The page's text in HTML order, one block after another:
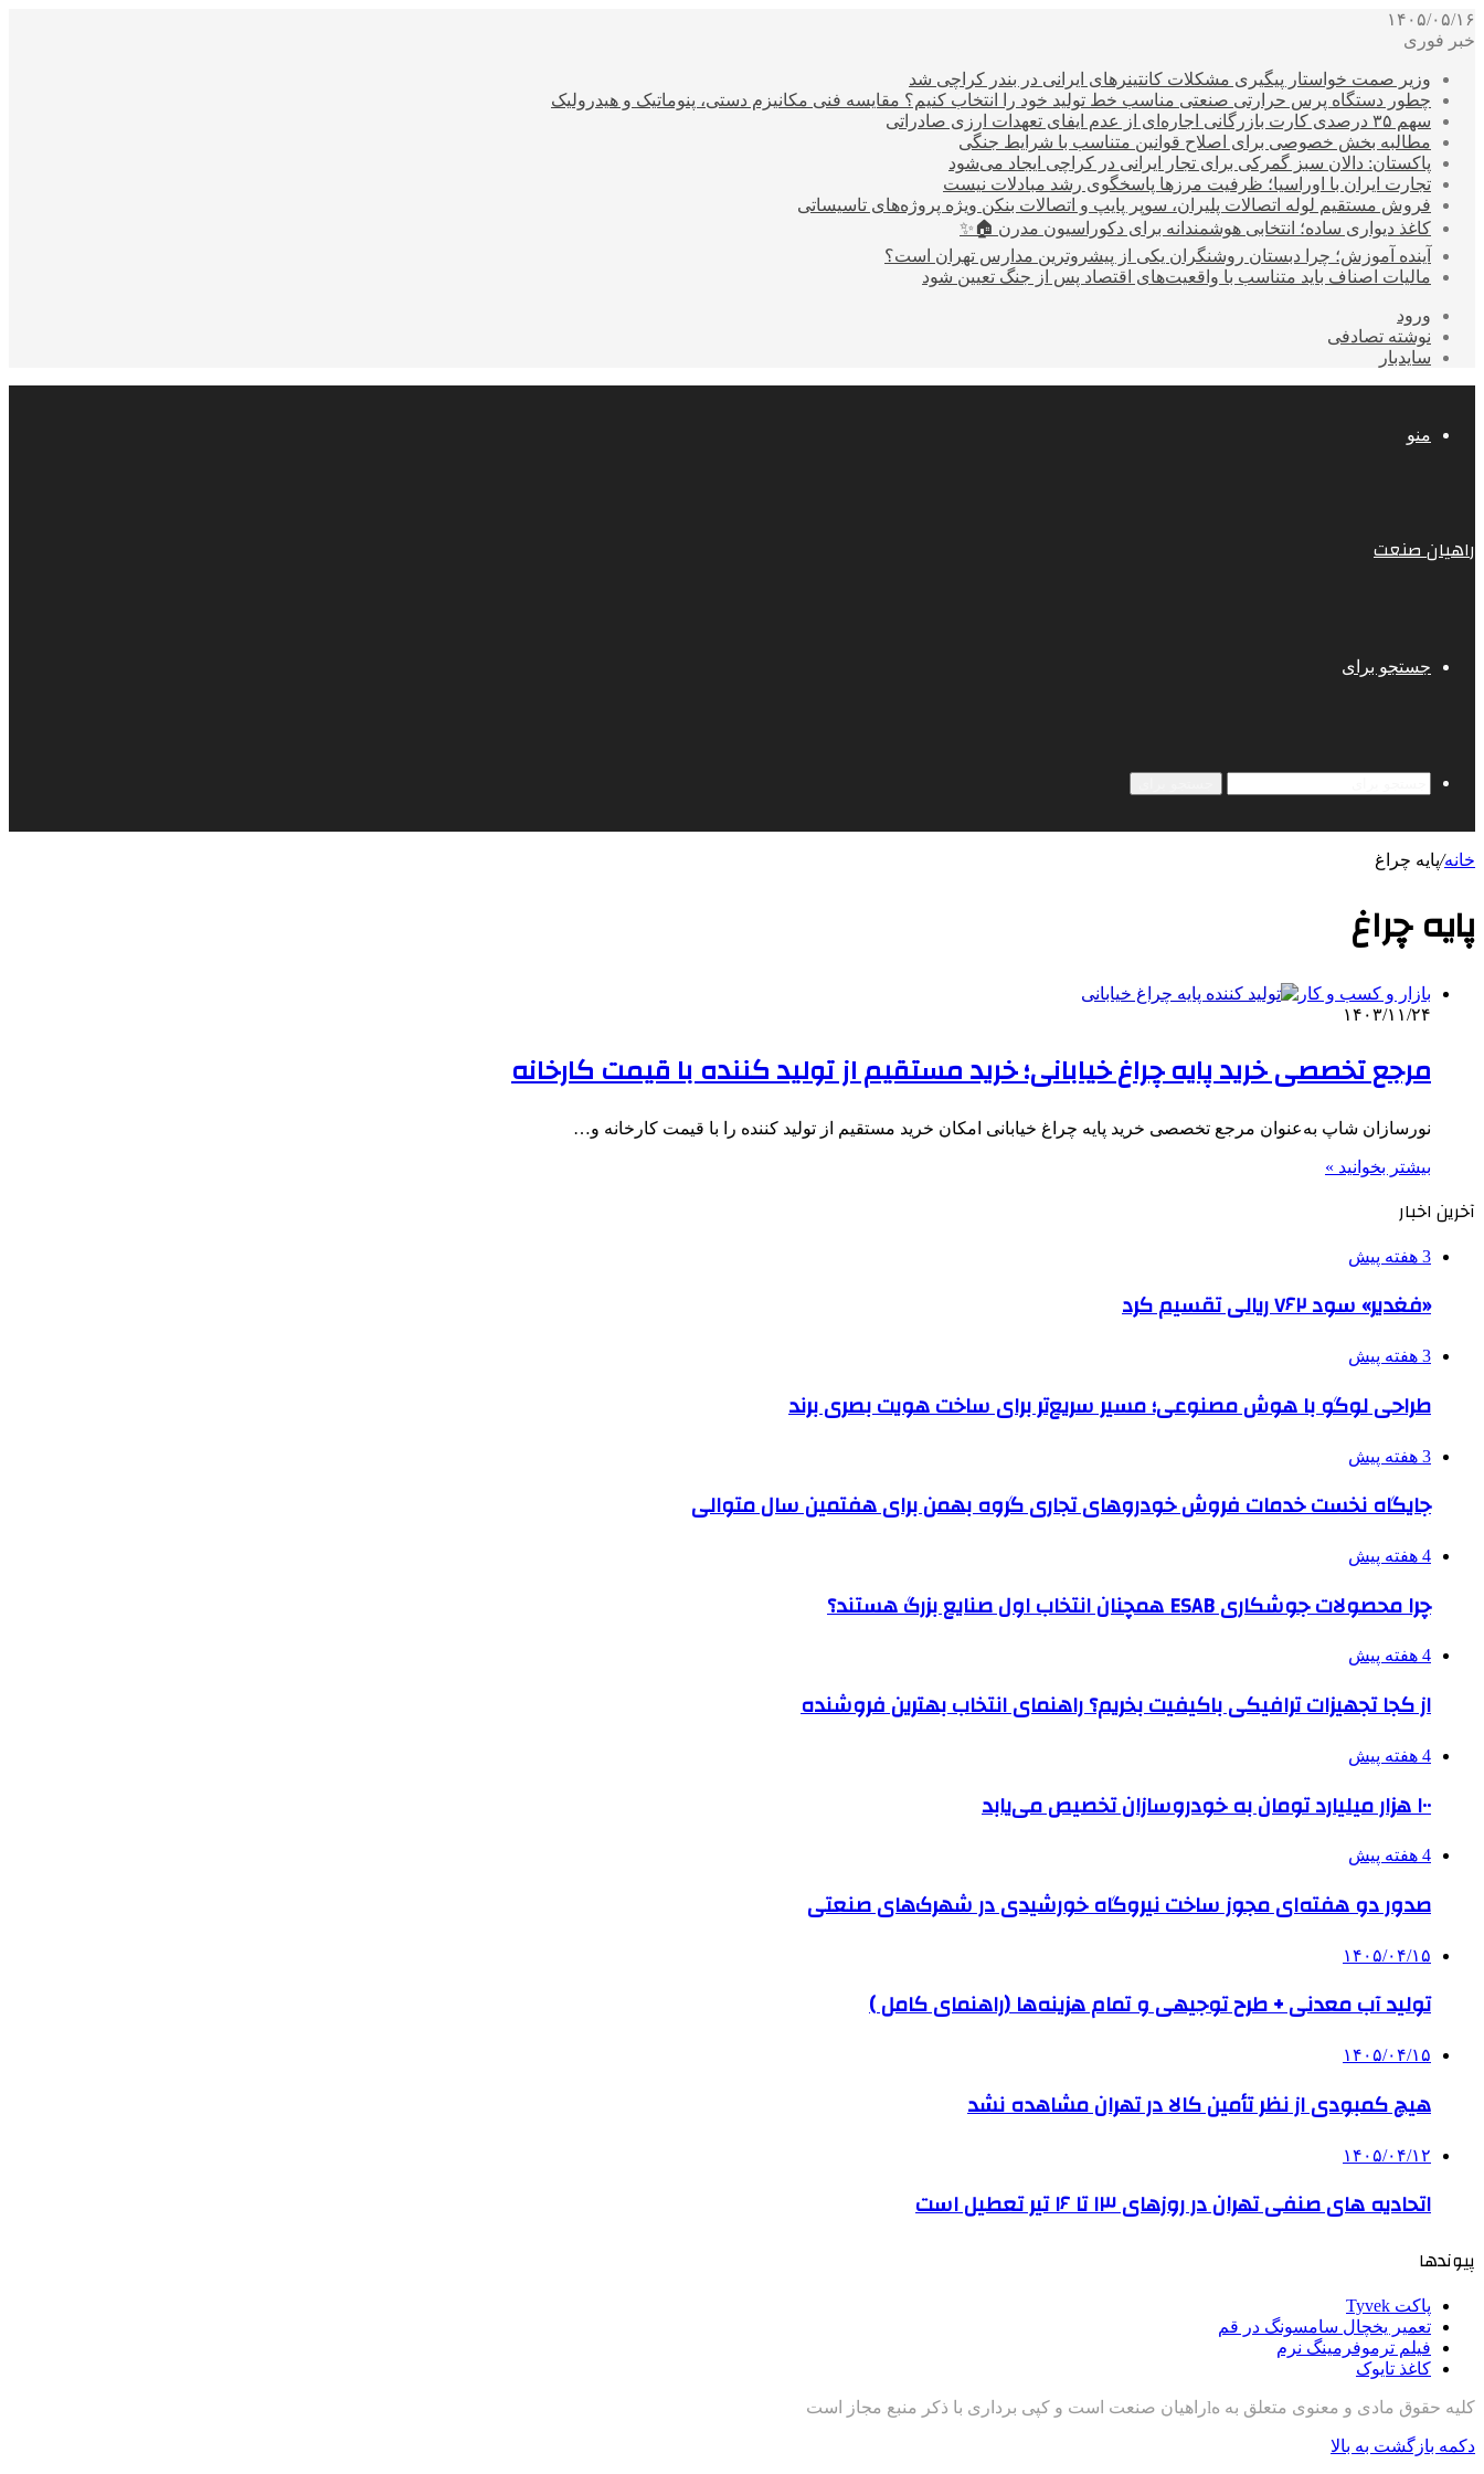
۱۴۰۵/۰۵/۱۶
خبر فوری
وزیر صمت خواستار پیگیری مشکلات کانتینرهای ایرانی در بندر کراچی شد
چطور دستگاه پرس حرارتی صنعتی مناسب خط تولید خود را انتخاب کنیم؟ مقایسه فنی مکانیزم دستی، پنوماتیک و هیدرولیک
سهم ۳۵ درصدی کارت بازرگانی اجاره‌ای از عدم ایفای تعهدات ارزی صادراتی
مطالبه بخش خصوصی برای اصلاح قوانین متناسب با شرایط جنگی
پاکستان: دالان سبز گمرکی برای تجار ایرانی در کراچی ایجاد می‌شود
تجارت ایران با اوراسیا؛ ظرفیت مرزها پاسخگوی رشد مبادلات نیست
فروش مستقیم لوله اتصالات پلیران، سوپر پایپ و اتصالات بنکن ویژه پروژه‌های تاسیساتی
کاغذ دیواری ساده؛ انتخابی هوشمندانه برای دکوراسیون مدرن 🏠✨
آینده آموزش؛ چرا دبستان روشنگران یکی از پیشروترین مدارس تهران است؟
مالیات اصناف باید متناسب با واقعیت‌های اقتصاد پس از جنگ تعیین شود
ورود
نوشته تصادفی
سایدبار
منو
راهیان صنعت
جستجو برای
خانه/پایه چراغ
پایه چراغ
بازار و کسب و کار
۱۴۰۳/۱۱/۲۴
مرجع تخصصی خرید پایه چراغ خیابانی؛ خرید مستقیم از تولید کننده با قیمت کارخانه
نورسازان شاپ به‌عنوان مرجع تخصصی خرید پایه چراغ خیابانی امکان خرید مستقیم از تولید کننده را با قیمت کارخانه و…
بیشتر بخوانید »
آخرین اخبار
3 هفته پیش
«فغدیر» سود ۷۶۲ ریالی تقسیم کرد
3 هفته پیش
طراحی لوگو با هوش مصنوعی؛ مسیر سریع‌تر برای ساخت هویت بصری برند
3 هفته پیش
جایگاه نخست خدمات فروش خودروهای تجاری گروه بهمن برای هفتمین سال متوالی
4 هفته پیش
چرا محصولات جوشکاری ESAB همچنان انتخاب اول صنایع بزرگ هستند؟
4 هفته پیش
از کجا تجهیزات ترافیکی باکیفیت بخریم؟ راهنمای انتخاب بهترین فروشنده
4 هفته پیش
۱۰۰ هزار میلیارد تومان به خودروسازان تخصیص می‌یابد
4 هفته پیش
صدور دو هفته‌ای مجوز ساخت نیروگاه خورشیدی در شهرک‌های صنعتی
۱۴۰۵/۰۴/۱۵
تولید آب معدنی + طرح توجیهی و تمام هزینه‌ها (راهنمای کامل )
۱۴۰۵/۰۴/۱۵
هیچ کمبودی از نظر تأمین کالا در تهران مشاهده نشد
۱۴۰۵/۰۴/۱۲
اتحادیه های صنفی تهران در روزهای ۱۳ تا ۱۶ تیر تعطیل است
پیوندها
پاکت Tyvek
تعمیر یخچال سامسونگ در قم
فیلم ترموفرمینگ نرم
کاغذ تایوک
کلیه حقوق مادی و معنوی متعلق به هlراهیان صنعت است و کپی برداری با ذکر منبع مجاز است
دکمه بازگشت به بالا